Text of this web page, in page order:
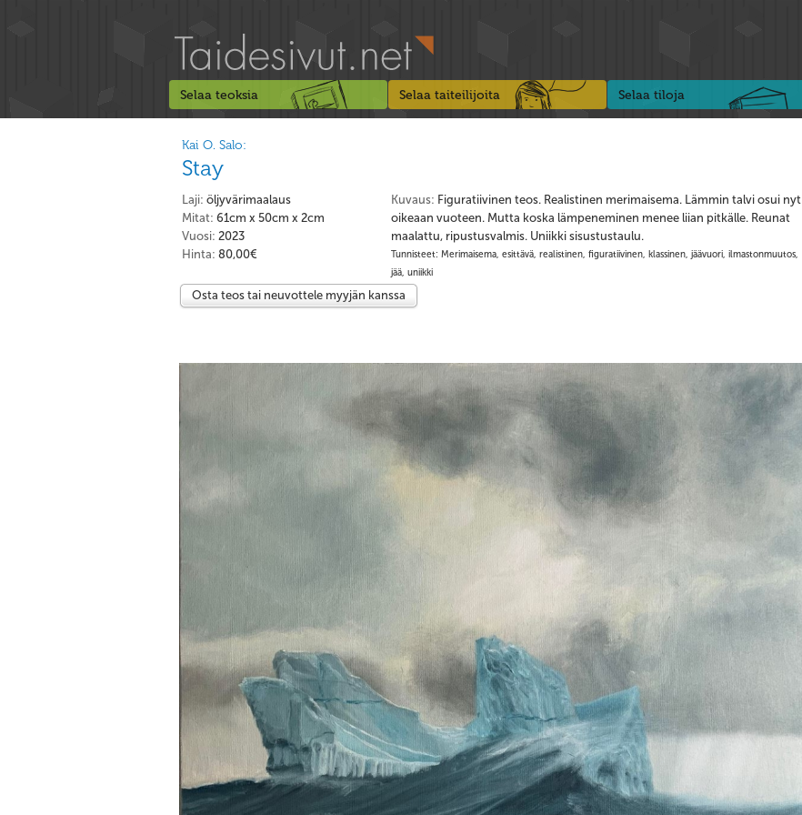
Selaa teoksia Selaa taiteilijoita Selaa tiloja
Kai O. Salo:
Stay
Kuvaus: Figuratiivinen teos. Realistinen merimaisema. Lämmin talvi osui nyt
oikeaan vuoteen. Mutta koska lämpeneminen menee liian pitkälle. Reunat
maalattu, ripustusvalmis. Uniikki sisustustaulu.
Tunnisteet: Merimaisema, esittävä, realistinen, figuratiivinen, klassinen, jäävuori, ilmastonmuutos,
jää, uniikki
Laji: öljyvärimaalaus
Mitat: 61cm x 50cm x 2cm
Vuosi: 2023
Hinta: 80,00€
Osta teos tai neuvottele myyjän kanssa